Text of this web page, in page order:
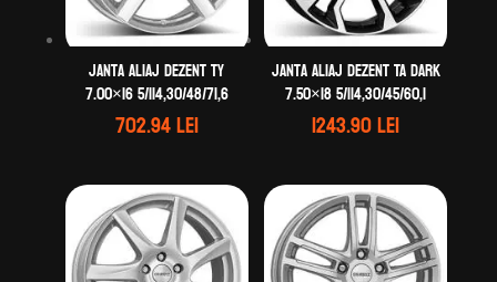
Janta aliaj DEZENT TY
7.00×16 5/114,30/48/71,6
702.94lei
Janta aliaj DEZENT TA dark
7.50×18 5/114,30/45/60,1
1243.90lei